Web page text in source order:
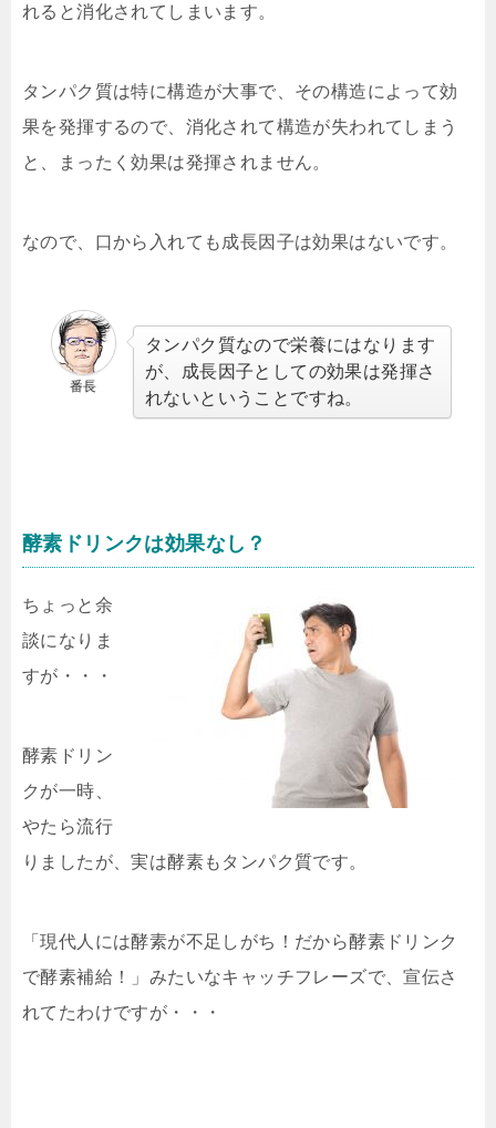
れると消化されてしまいます。
タンパク質は特に構造が大事で、その構造によって効
果を発揮するので、消化されて構造が失われてしまう
と、まったく効果は発揮されません。
なので、口から入れても成長因子は効果はないです。
番長
タンパク質なので栄養にはなります
が、成長因子としての効果は発揮さ
れないということですね。
酵素ドリンクは効果なし？
ちょっと余
談になりま
すが・・・
酵素ドリン
クが一時、
やたら流行
りましたが、実は酵素もタンパク質です。
「現代人には酵素が不足しがち！だから酵素ドリンク
で酵素補給！」みたいなキャッチフレーズで、宣伝さ
れてたわけですが・・・